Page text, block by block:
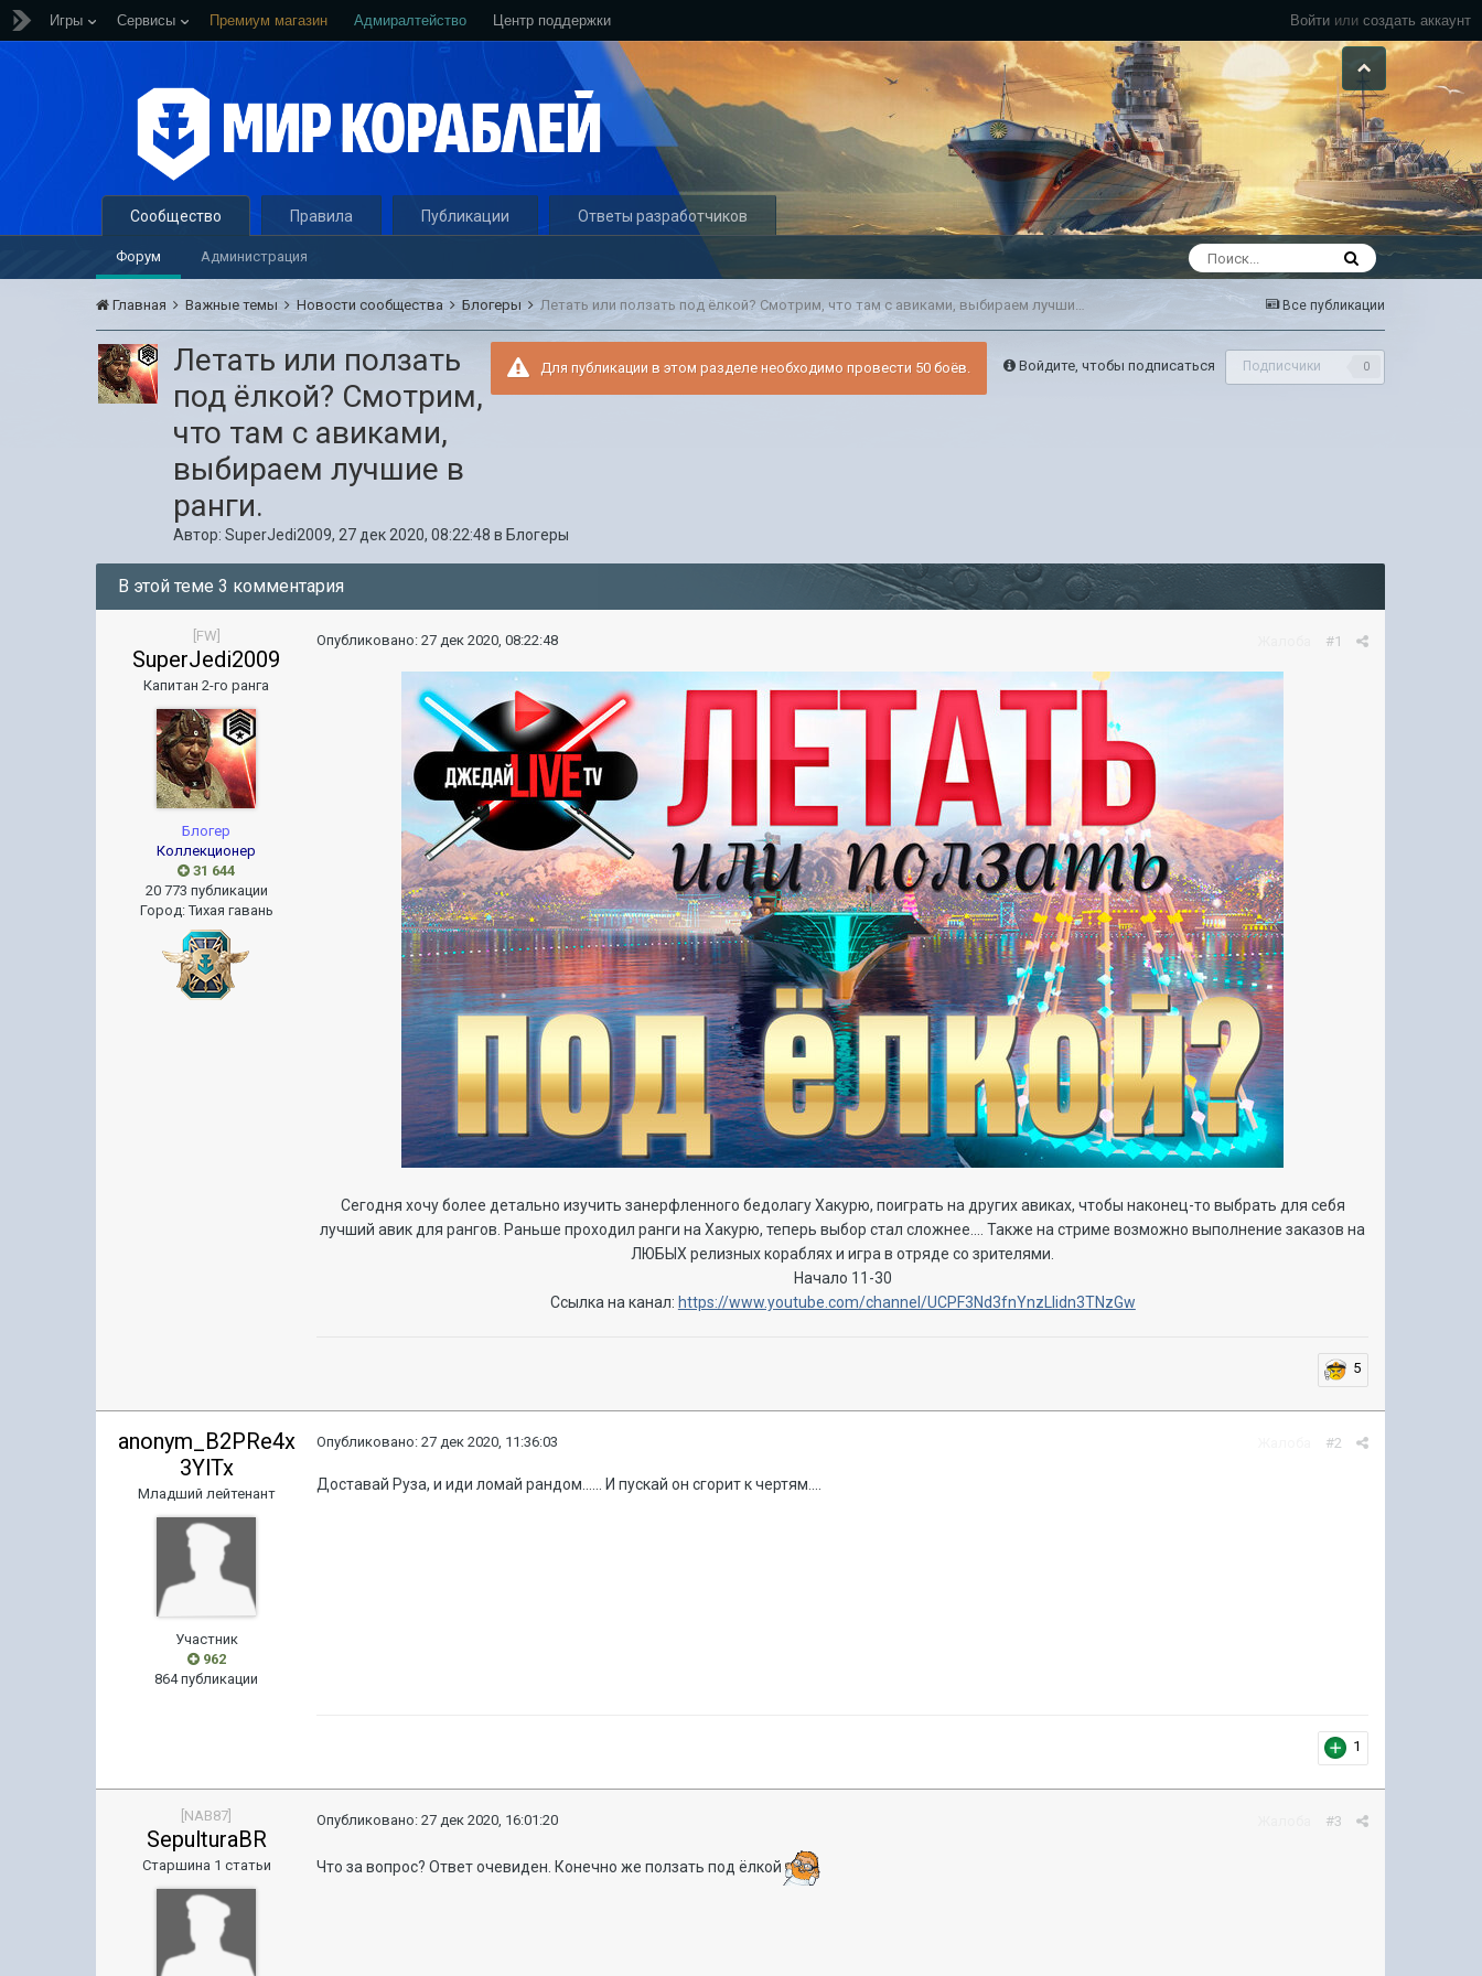
Войти или создать аккаунт
Игры Сервисы Премиум магазин Адмиралтейство Центр поддержки
Сообщество
Форум Администрация
Правила Публикации Ответы разработчиков
Все публикации
Главная Важные темы Новости сообщества Блогеры Летать или ползать под ёлкой? Смотрим, что там с авиками, выбираем лучшие в ранги.
Войдите, чтобы подписаться Подписчики 0
Для публикации в этом разделе необходимо провести 50 боёв.
Летать или ползать
под ёлкой? Смотрим,
что там с авиками,
выбираем лучшие в
ранги.
Автор:SuperJedi2009, 27 дек 2020, 08:22:48 в Блогеры
В этой теме 3 комментария
[FW]
SuperJedi2009
Капитан 2-го ранга
Блогер
Коллекционер
31 644
20 773 публикации
Город:Тихая гавань
#1
Опубликовано:27 дек 2020, 08:22:48
Сегодня хочу более детально изучить занерфленного бедолагу Хакурю, поиграть на других авиках, чтобы наконец-то выбрать для себя
лучший авик для рангов. Раньше проходил ранги на Хакурю, теперь выбор стал сложнее.... Также на стриме возможно выполнение заказов на
ЛЮБЫХ релизных кораблях и игра в отряде со зрителями.
Начало 11-30
Ссылка на канал: https://www.youtube.com/channel/UCPF3Nd3fnYnzLIidn3TNzGw
5
anonym_B2PRe4x
3YlTx
Младший лейтенант
Участник
962
864 публикации
#2
Опубликовано:27 дек 2020, 11:36:03
Доставай Руза, и иди ломай рандом...... И пускай он сгорит к чертям....
1
[NAB87]
SepulturaBR
Старшина 1 статьи
#3
Опубликовано:27 дек 2020, 16:01:20
Что за вопрос? Ответ очевиден. Конечно же ползать под ёлкой